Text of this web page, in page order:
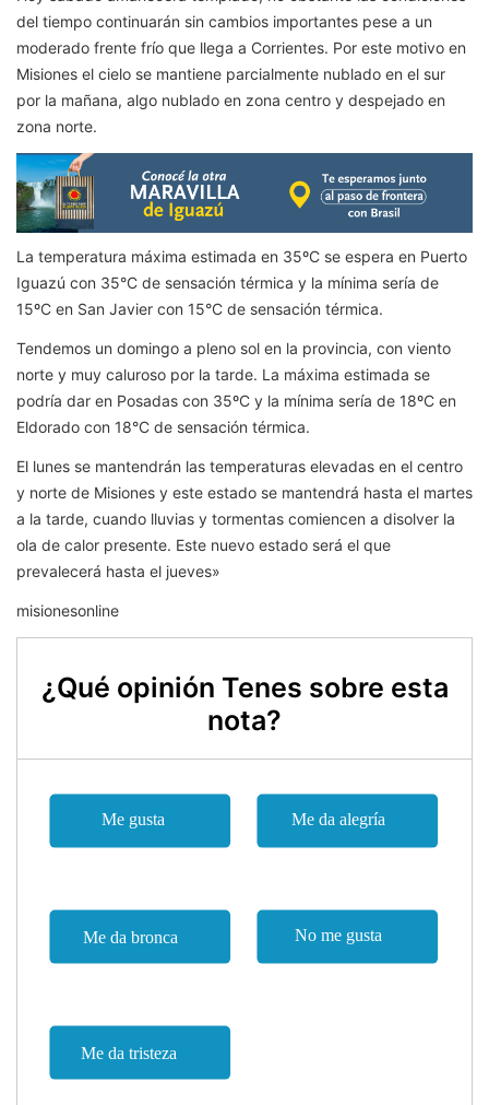
del tiempo continuarán sin cambios importantes pese a un
moderado frente frío que llega a Corrientes. Por este motivo en
Misiones el cielo se mantiene parcialmente nublado en el sur
por la mañana, algo nublado en zona centro y despejado en
zona norte.
La temperatura máxima estimada en 35ºC se espera en Puerto
Iguazú con 35°C de sensación térmica y la mínima sería de
15ºC en San Javier con 15°C de sensación térmica.
Tendemos un domingo a pleno sol en la provincia, con viento
norte y muy caluroso por la tarde. La máxima estimada se
podría dar en Posadas con 35ºC y la mínima sería de 18ºC en
Eldorado con 18°C de sensación térmica.
El lunes se mantendrán las temperaturas elevadas en el centro
y norte de Misiones y este estado se mantendrá hasta el martes
a la tarde, cuando lluvias y tormentas comiencen a disolver la
ola de calor presente. Este nuevo estado será el que
prevalecerá hasta el jueves»
misionesonline
¿Qué opinión Tenes sobre esta
nota?